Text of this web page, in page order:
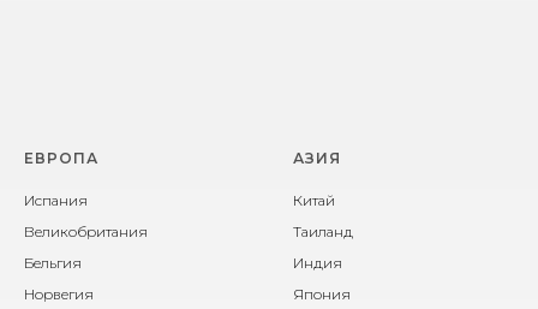
ЕВРОПА
Испания
Великобритания
Бельгия
Норвегия
АЗИЯ
Китай
Таиланд
Индия
Япония